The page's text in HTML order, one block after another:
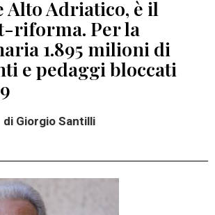
Alto Adriatico, è il
riforma. Per la
1.895 milioni di
e pedaggi bloccati
di Giorgio Santilli